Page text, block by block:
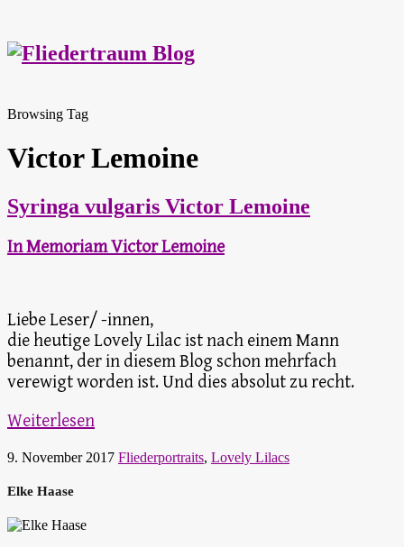
Browsing Tag
Victor Lemoine
Syringa vulgaris Victor Lemoine
In Memoriam Victor Lemoine
Liebe Leser/ -innen,
die heutige Lovely Lilac ist nach einem Mann
benannt, der in diesem Blog schon mehrfach
verewigt worden ist. Und dies absolut zu recht.
Weiterlesen
9. November 2017 Fliederportraits, Lovely Lilacs
Elke Haase